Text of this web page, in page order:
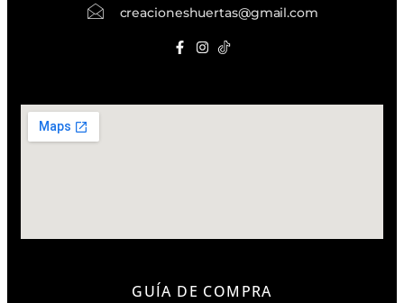
creacioneshuertas@gmail.com
GUÍA DE COMPRA